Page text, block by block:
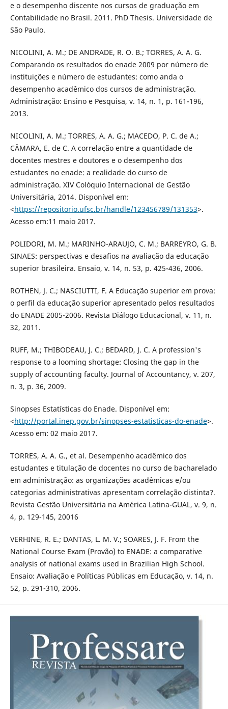
e o desempenho discente nos cursos de graduação em
Contabilidade no Brasil. 2011. PhD Thesis. Universidade de
São Paulo.
NICOLINI, A. M.; DE ANDRADE, R. O. B.; TORRES, A. A. G.
Comparando os resultados do enade 2009 por número de
instituições e número de estudantes: como anda o
desempenho acadêmico dos cursos de administração.
Administração: Ensino e Pesquisa, v. 14, n. 1, p. 161-196,
2013.
NICOLINI, A. M.; TORRES, A. A. G.; MACEDO, P. C. de A.;
CÂMARA, E. de C. A correlação entre a quantidade de
docentes mestres e doutores e o desempenho dos
estudantes no enade: a realidade do curso de
administração. XIV Colóquio Internacional de Gestão
Universitária, 2014. Disponível em:
<https://repositorio.ufsc.br/handle/123456789/131353>.
Acesso em:11 maio 2017.
POLIDORI, M. M.; MARINHO-ARAUJO, C. M.; BARREYRO, G. B.
SINAES: perspectivas e desafios na avaliação da educação
superior brasileira. Ensaio, v. 14, n. 53, p. 425-436, 2006.
ROTHEN, J. C.; NASCIUTTI, F. A Educação superior em prova:
o perfil da educação superior apresentado pelos resultados
do ENADE 2005-2006. Revista Diálogo Educacional, v. 11, n.
32, 2011.
RUFF, M.; THIBODEAU, J. C.; BEDARD, J. C. A profession's
response to a looming shortage: Closing the gap in the
supply of accounting faculty. Journal of Accountancy, v. 207,
n. 3, p. 36, 2009.
Sinopses Estatísticas do Enade. Disponível em:
<http://portal.inep.gov.br/sinopses-estatisticas-do-enade>.
Acesso em: 02 maio 2017.
TORRES, A. A. G., et al. Desempenho acadêmico dos
estudantes e titulação de docentes no curso de bacharelado
em administração: as organizações acadêmicas e/ou
categorias administrativas apresentam correlação distinta?.
Revista Gestão Universitária na América Latina-GUAL, v. 9, n.
4, p. 129-145, 20016
VERHINE, R. E.; DANTAS, L. M. V.; SOARES, J. F. From the
National Course Exam (Provão) to ENADE: a comparative
analysis of national exams used in Brazilian High School.
Ensaio: Avaliação e Políticas Públicas em Educação, v. 14, n.
52, p. 291-310, 2006.